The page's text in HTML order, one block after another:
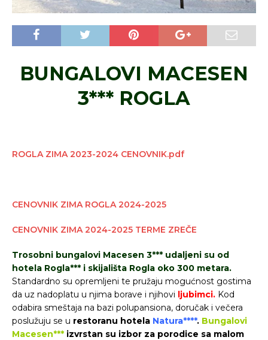
BUNGALOVI MACESEN
3*** ROGLA
ROGLA ZIMA 2023-2024 CENOVNIK.pdf
CENOVNIK ZIMA ROGLA 2024-2025
CENOVNIK ZIMA 2024-2025 TERME ZREČE
Trosobni bungalovi Macesen 3*** udaljeni su od
hotela Rogla*** i skijališta Rogla oko 300 metara.
Standardno su opremljeni te pružaju mogućnost gostima
da uz nadoplatu u njima borave i njihovi ljubimci. Kod
odabira smeštaja na bazi polupansiona, doručak i večera
poslužuju se u restoranu hotela Natura****. Bungalovi
Macesen*** izvrstan su izbor za porodice sa malom